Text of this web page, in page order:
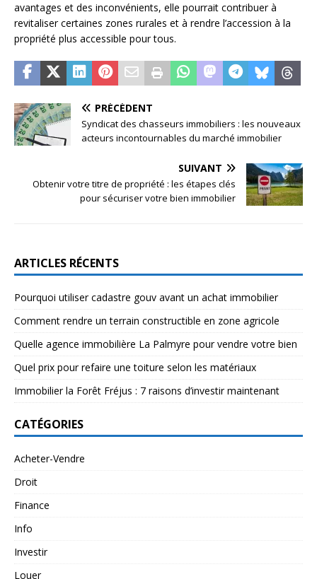
avantages et des inconvénients, elle pourrait contribuer à
revitaliser certaines zones rurales et à rendre l’accession à la
propriété plus accessible pour tous.
PRÉCÉDENT
Syndicat des chasseurs immobiliers : les nouveaux
acteurs incontournables du marché immobilier
SUIVANT
Obtenir votre titre de propriété : les étapes clés
pour sécuriser votre bien immobilier
ARTICLES RÉCENTS
Pourquoi utiliser cadastre gouv avant un achat immobilier
Comment rendre un terrain constructible en zone agricole
Quelle agence immobilière La Palmyre pour vendre votre bien
Quel prix pour refaire une toiture selon les matériaux
Immobilier la Forêt Fréjus : 7 raisons d’investir maintenant
CATÉGORIES
Acheter-Vendre
Droit
Finance
Info
Investir
Louer